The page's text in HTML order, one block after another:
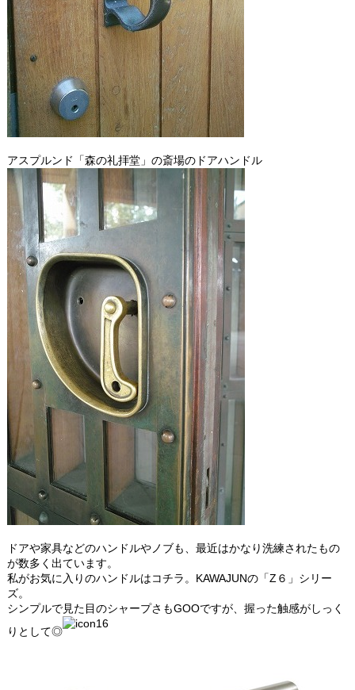
アスプルンド「森の礼拝堂」の斎場のドアハンドル
ドアや家具などのハンドルやノブも、最近はかなり洗練されたもの
が数多く出ています。
私がお気に入りのハンドルはコチラ。KAWAJUNの「Z６」シリー
ズ。
シンプルで見た目のシャープさもGOOですが、握った触感がしっく
りとして◎